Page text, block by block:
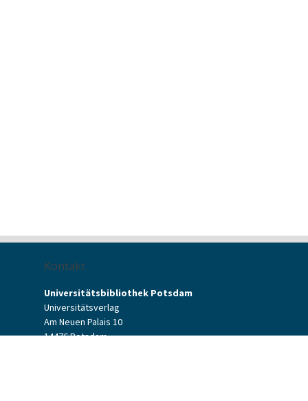
Kontakt
Universitätsbibliothek Potsdam
Universitätsverlag
Am Neuen Palais 10
14476 Potsdam